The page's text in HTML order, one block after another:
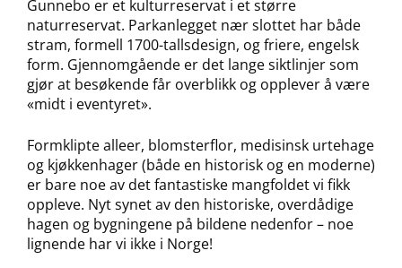
Gunnebo er et kulturreservat i et større
naturreservat. Parkanlegget nær slottet har både
stram, formell 1700-tallsdesign, og friere, engelsk
form. Gjennomgående er det lange siktlinjer som
gjør at besøkende får overblikk og opplever å være
«midt i eventyret».
Formklipte alleer, blomsterflor, medisinsk urtehage
og kjøkkenhager (både en historisk og en moderne)
er bare noe av det fantastiske mangfoldet vi fikk
oppleve. Nyt synet av den historiske, overdådige
hagen og bygningene på bildene nedenfor – noe
lignende har vi ikke i Norge!